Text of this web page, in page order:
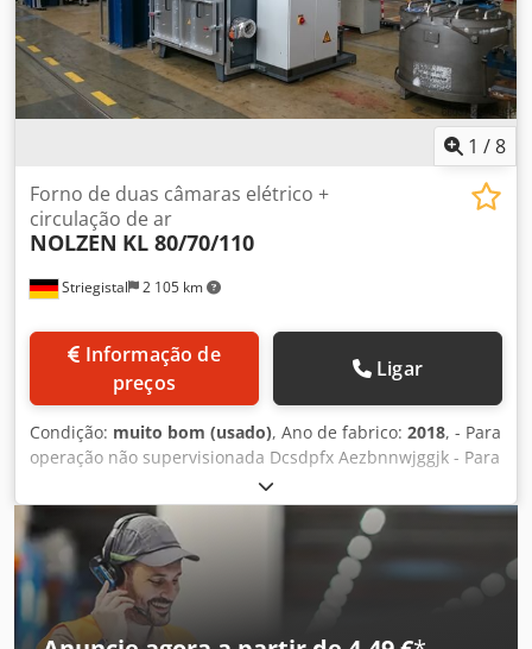
das empresas e as marcas registadas indicadas são
propriedade dos respetivos titulares e servem apenas para
identificar e descrever os produtos. É possível que ocorram
desvios nas especificações técnicas, bem como erros na
descrição do artigo, e reservamo-nos o direito a tal.
1 /8
Striegistal 2 105 km
Forno de duas câmaras elétrico +
circulação de ar
NOLZEN KL 80/70/110
preços
Ligar
Condição: muito bom (usado), Ano de fabrico: 2018, - Para
operação não supervisionada Dcsdpfx Aezbnnwjggjk - Para
temperaturas de 100 °C a 300 °C - Dimensões externas:
1500 x 2773 x 2096 mm (L x A x C) - Dimensões internas
livres por câmara: 800 x 800 x 1100 mm (L x A x C), altura
com viga = 700 mm - Dimensão máxima do lote: 700 x 600 x
1000 mm (L x A x C); peso máx. 500 kg Valores de ligação
por câmara: Circulação = 3,0 kW (1 peça); Aquecimento
elétrico = 30 kW (1 grupo de controle) Precisão de